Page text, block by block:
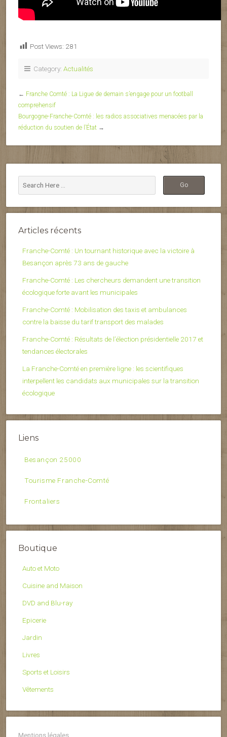
Post Views: 281
Category: Actualités
← Franche Comté : La Ligue de demain s’engage pour un football
comprehensif
Bourgogne-Franche-Comté : les radios associatives menacées par la
réduction du soutien de l’État →
Articles récents
Franche-Comté : Un tournant historique avec la victoire à
Besançon après 73 ans de gauche
Franche-Comté : Les chercheurs demandent une transition
écologique forte avant les municipales
Franche-Comté : Mobilisation des taxis et ambulances
contre la baisse du tarif transport des malades
Franche-Comté : Résultats de l’élection présidentielle 2017 et
tendances électorales
La Franche-Comté en première ligne : les scientifiques
interpellent les candidats aux municipales sur la transition
écologique
Liens
Besançon 25000
Tourisme Franche-Comté
Frontaliers
Boutique
Auto et Moto
Cuisine and Maison
DVD and Blu-ray
Epicerie
Jardin
Livres
Sports et Loisirs
Vêtements
Mentions légales